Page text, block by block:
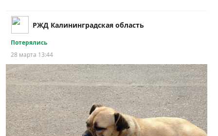
РЖД Калининградская область
Потерялись
28 марта 13:44